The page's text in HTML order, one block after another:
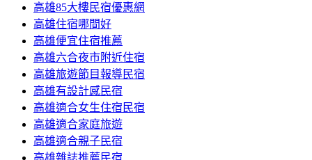
高雄85大樓民宿優惠網
高雄住宿哪間好
高雄便宜住宿推薦
高雄六合夜市附近住宿
高雄旅遊節目報導民宿
高雄有設計感民宿
高雄適合女生住宿民宿
高雄適合家庭旅遊
高雄適合親子民宿
高雄雜誌推薦民宿